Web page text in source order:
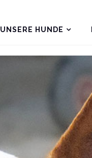
UNSERE HUNDE